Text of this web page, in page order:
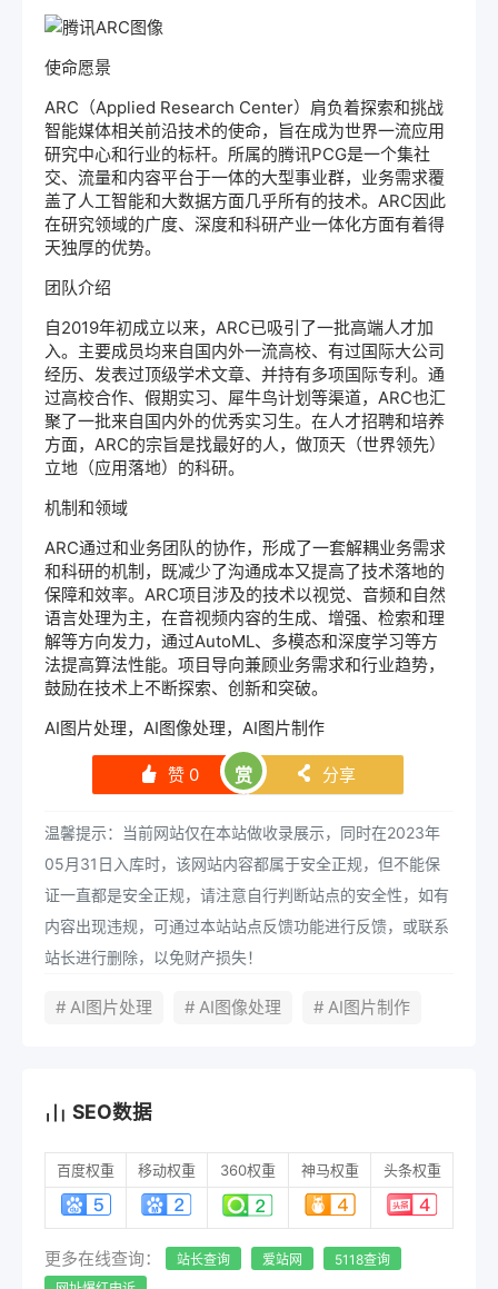
使命愿景
ARC（Applied Research Center）肩负着探索和挑战
智能媒体相关前沿技术的使命，旨在成为世界一流应用
研究中心和行业的标杆。所属的腾讯PCG是一个集社
交、流量和内容平台于一体的大型事业群，业务需求覆
盖了人工智能和大数据方面几乎所有的技术。ARC因此
在研究领域的广度、深度和科研产业一体化方面有着得
天独厚的优势。
团队介绍
自2019年初成立以来，ARC已吸引了一批高端人才加
入。主要成员均来自国内外一流高校、有过国际大公司
经历、发表过顶级学术文章、并持有多项国际专利。通
过高校合作、假期实习、犀牛鸟计划等渠道，ARC也汇
聚了一批来自国内外的优秀实习生。在人才招聘和培养
方面，ARC的宗旨是找最好的人，做顶天（世界领先）
立地（应用落地）的科研。
机制和领域
ARC通过和业务团队的协作，形成了一套解耦业务需求
和科研的机制，既减少了沟通成本又提高了技术落地的
保障和效率。ARC项目涉及的技术以视觉、音频和自然
语言处理为主，在音视频内容的生成、增强、检索和理
解等方向发力，通过AutoML、多模态和深度学习等方
法提高算法性能。项目导向兼顾业务需求和行业趋势，
鼓励在技术上不断探索、创新和突破。
AI图片处理， AI图像处理，AI图片制作
󰄼 赞 0 赏 󰄯 分享
温馨提示：当前网站仅在本站做收录展示，同时在2023年
05月31日入库时，该网站内容都属于安全正规，但不能保
证一直都是安全正规，请注意自行判断站点的安全性，如有
内容出现违规，可通过本站站点反馈功能进行反馈，或联系
站长进行删除，以免财产损失！
# AI图片处理 # AI图像处理 # AI图片制作
SEO数据
百度权重 移动权重 360权重 神马权重 头条权重
更多在线查询： 站长查询 爱站网
5118查询